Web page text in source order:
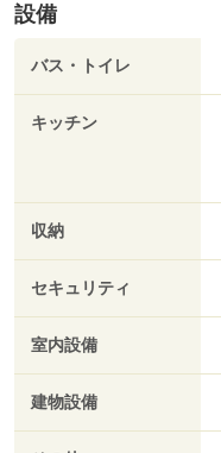
設備
バス・トイレ
キッチン
収納
セキュリティ
室内設備
建物設備